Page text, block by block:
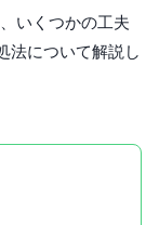
いくつかの工夫
法について解説し